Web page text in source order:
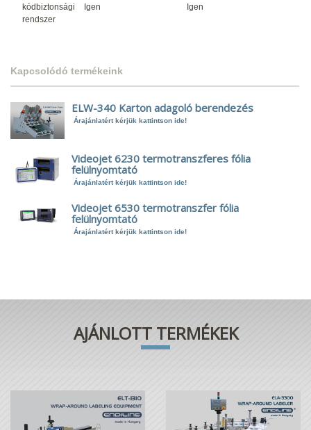
kódbiztonsági
rendszer
Igen Igen
Kapcsolódó termékeink
ELW-340 Karton adagoló berendezés
Árajánlatért kérjük kattintson ide!
Videojet 6230 termotranszferes fólia
felülnyomtató
Árajánlatért kérjük kattintson ide!
Videojet 6530 termotranszfer fólia
felülnyomtató
Árajánlatért kérjük kattintson ide!
AJÁNLOTT TERMÉKEK